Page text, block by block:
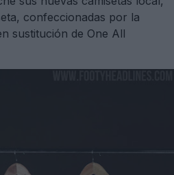
confeccionadas por la
sustitución de One All